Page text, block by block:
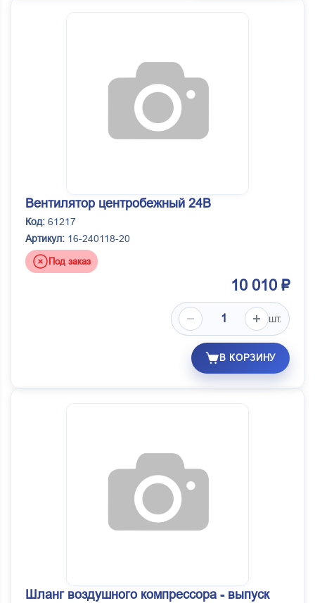
Вентилятор центробежный 24В
Код: 61217
Артикул: 16-240118-20
Под заказ
10 010 ₽
шт.
В КОРЗИНУ
Шланг воздушного компрессора - выпуск